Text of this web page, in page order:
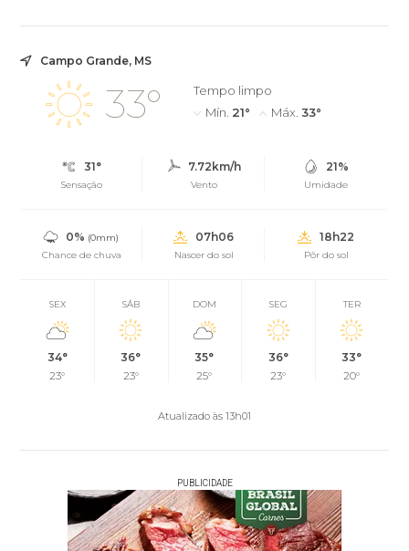
Campo Grande, MS
33°
Tempo limpo
Mín. 21° Máx. 33°
31°
Sensação
7.72km/h
Vento
21%
Umidade
0% (0mm)
Chance de chuva
07h06
Nascer do sol
18h22
Pôr do sol
SEX
34°
23°
SÁB
36°
23°
DOM
35°
25°
SEG
36°
23°
TER
33°
20°
Atualizado às 13h01
PUBLICIDADE